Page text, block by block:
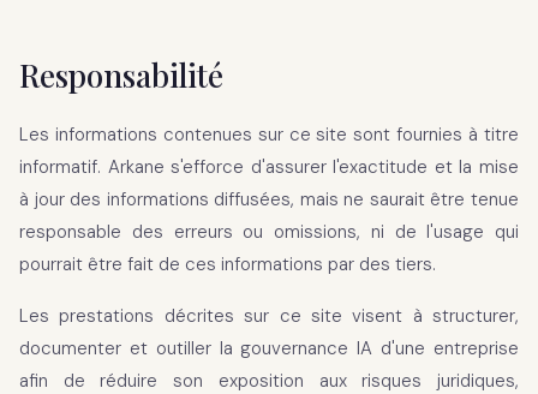
Responsabilité
Les informations contenues sur ce site sont fournies à titre
informatif. Arkane s'efforce d'assurer l'exactitude et la mise
à jour des informations diffusées, mais ne saurait être tenue
responsable des erreurs ou omissions, ni de l'usage qui
pourrait être fait de ces informations par des tiers.
Les prestations décrites sur ce site visent à structurer,
documenter et outiller la gouvernance IA d'une entreprise
afin de réduire son exposition aux risques juridiques,